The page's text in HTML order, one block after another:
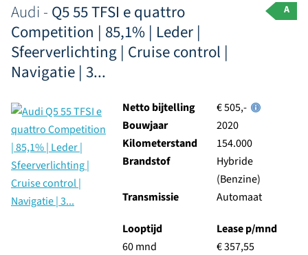
Audi - Q5 55 TFSI e quattro
Competition | 85,1% | Leder |
Sfeerverlichting | Cruise control |
Navigatie | 3...
A
Netto bijtelling
€ 505,-
Bouwjaar
2020
Kilometerstand
154.000
Brandstof
Hybride
(Benzine)
Transmissie
Automaat
Looptijd
60 mnd
Lease p/mnd
€ 357,55